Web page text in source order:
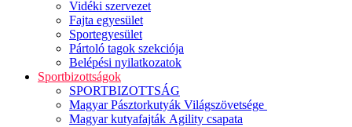
Vidéki szervezet
Fajta egyesület
Sportegyesület
Pártoló tagok szekciója
Belépési nyilatkozatok
Sportbizottságok
SPORTBIZOTTSÁG
Magyar Pásztorkutyák Világszövetsége
Magyar kutyafajták Agility csapata